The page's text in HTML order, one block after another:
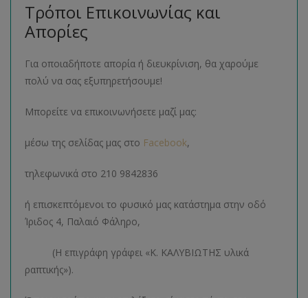
Τρόποι Επικοινωνίας και
Απορίες
Για οποιαδήποτε απορία ή διευκρίνιση, θα χαρούμε
πολύ να σας εξυπηρετήσουμε!
Μπορείτε να επικοινωνήσετε μαζί μας:
μέσω της σελίδας μας στο Facebook,
τηλεφωνικά στο 210 9842836
ή επισκεπτόμενοι το φυσικό μας κατάστημα στην οδό
Ίριδος 4, Παλαιό Φάληρο,
(Η επιγράφη γράφει «Κ. ΚΑΛΥΒΙΩΤΗΣ υλικά
ραπτικής»).